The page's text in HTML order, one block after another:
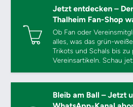
Jetzt entdecken –
Thalheim Fan-Shop
Ob Fan oder
alles, was das grün-
Trikots und Schals bis zu
Vereinsartikeln. Schau
Bleib am Ball – Jetzt